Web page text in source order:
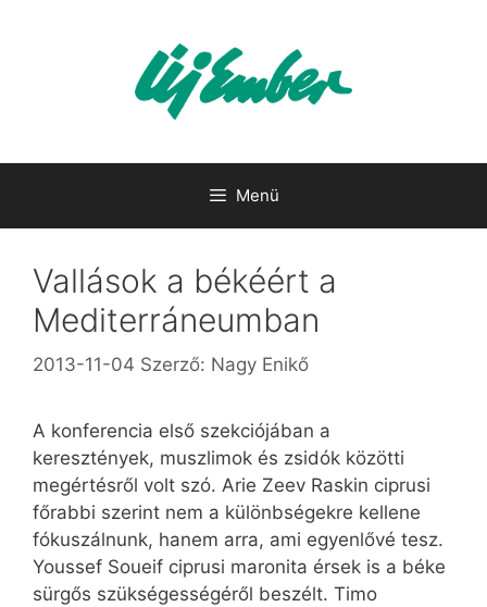
Menü
Vallások a békéért a
Mediterráneumban
2013-11-04 Szerző: Nagy Enikő
A konferencia első szekciójában a
keresztények, muszlimok és zsidók közötti
megértésről volt szó. Arie Zeev Raskin ciprusi
főrabbi szerint nem a különbségekre kellene
fókuszálnunk, hanem arra, ami egyenlővé tesz.
Youssef Soueif ciprusi maronita érsek is a béke
sürgős szükségességéről beszélt. Timo